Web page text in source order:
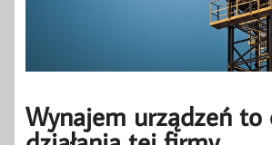
Wynajem urządzeń to